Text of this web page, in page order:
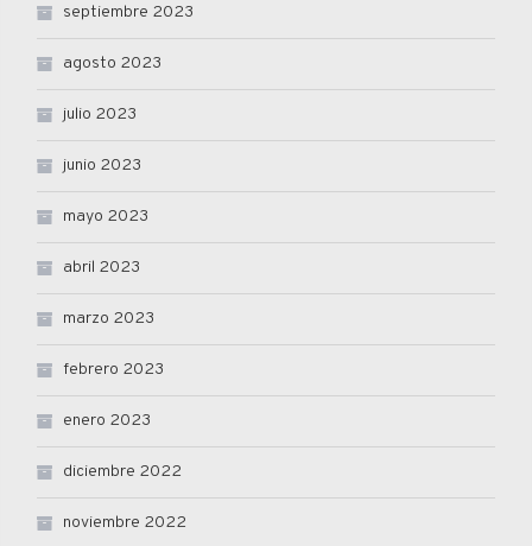
septiembre 2023
agosto 2023
julio 2023
junio 2023
mayo 2023
abril 2023
marzo 2023
febrero 2023
enero 2023
diciembre 2022
noviembre 2022